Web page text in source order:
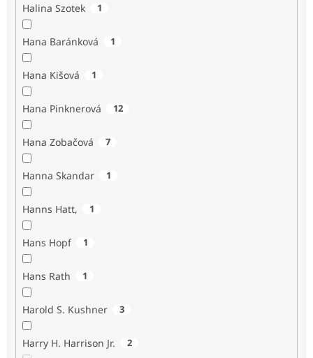
Halina Szotek 1
Hana Baránková 1
Hana Kišová 1
Hana Pinknerová 12
Hana Zobačová 7
Hanna Skandar 1
Hanns Hatt, 1
Hans Hopf 1
Hans Rath 1
Harold S. Kushner 3
Harry H. Harrison Jr. 2